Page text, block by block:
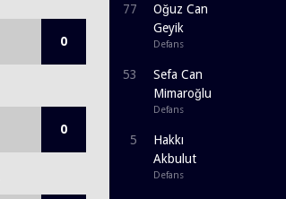
77
Oğuz Can
Geyik
Defans
53
Sefa Can
Mimaroğlu
Defans
5
Hakkı
Akbulut
Defans
0
0